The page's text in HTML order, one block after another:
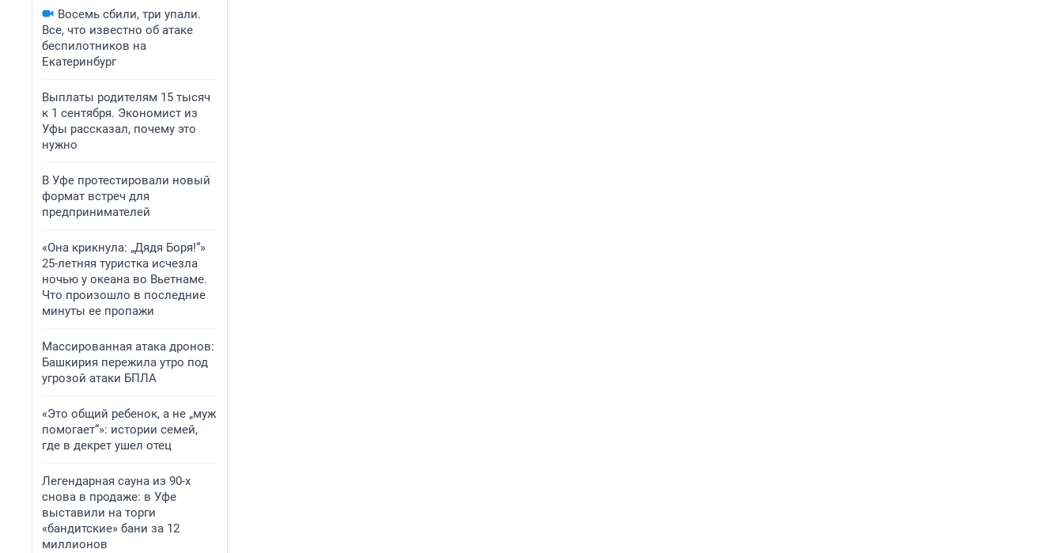
Восемь сбили, три упали.
Все, что известно об атаке
беспилотников на
Екатеринбург
Выплаты родителям 15 тысяч
к 1 сентября. Экономист из
Уфы рассказал, почему это
нужно
В Уфе протестировали новый
формат встреч для
предпринимателей
«Она крикнула: „Дядя Боря!“»
25-летняя туристка исчезла
ночью у океана во Вьетнаме.
Что произошло в последние
минуты ее пропажи
Массированная атака дронов:
Башкирия пережила утро под
угрозой атаки БПЛА
«Это общий ребенок, а не „муж
помогает“»: истории семей,
где в декрет ушел отец
Легендарная сауна из 90-х
снова в продаже: в Уфе
выставили на торги
«бандитские» бани за 12
миллионов